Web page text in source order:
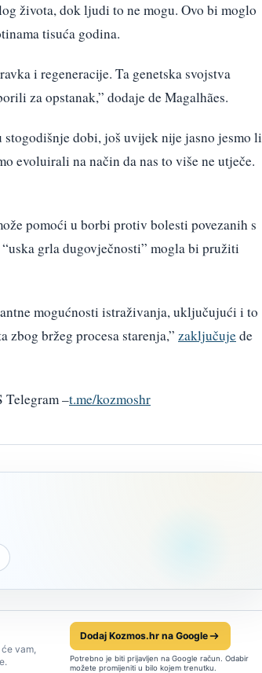
života, dok ljudi to ne mogu. Ovo bi moglo
tisuća godina.
i regeneracije. Ta genetska svojstva
za opstanak,” dodaje de Magalhães.
dobi, još uvijek nije jasno jesmo li
evoluirali na način da nas to više ne utječe.
pomoći u borbi protiv bolesti povezanih s
grla dugovječnosti” mogla bi pružiti
mogućnosti istraživanja, uključujući i to
zbog bržeg procesa starenja,” zaključujede
Telegram –t.me/kozmoshr
vam,
Dodaj Kozmos.hr na Google
Potrebno je biti prijavljen na Google račun. Odabir
možete promijeniti u bilo kojem trenutku.